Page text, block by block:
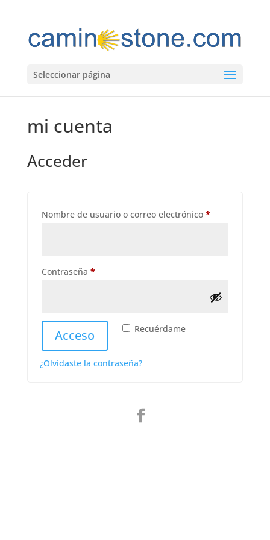
Seleccionar página
mi cuenta
Acceder
Nombre de usuario o correo electrónico *Obligatorio
Contraseña *Obligatorio
Recuérdame
Acceso
¿Olvidaste la contraseña?